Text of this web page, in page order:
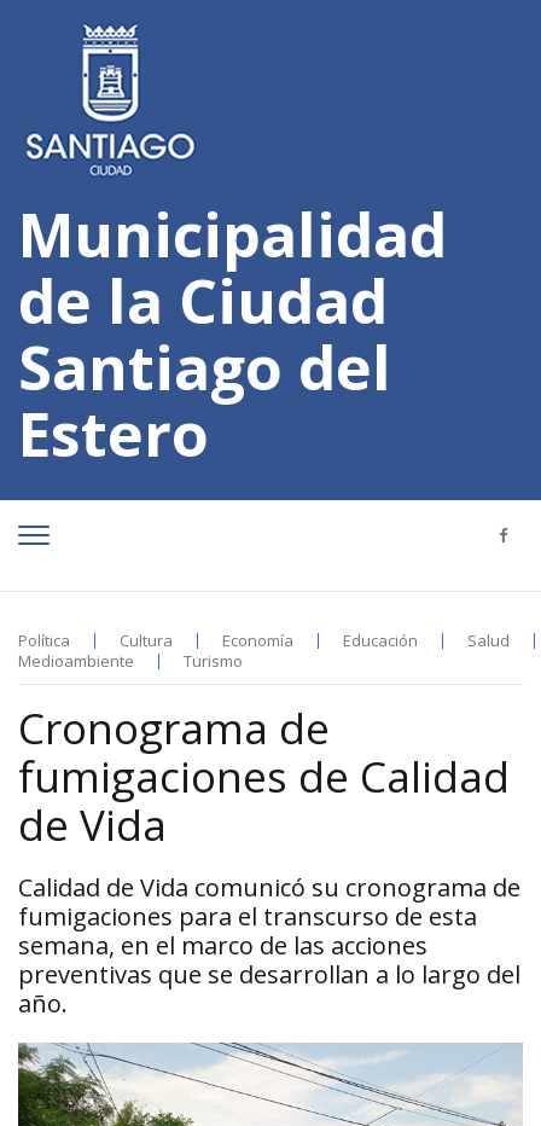
Municipalidad
de la Ciudad
Santiago del
Estero
Política Cultura Economía Educación
Salud
Medioambiente
Turismo
Cronograma de
fumigaciones de Calidad
de Vida
Calidad de Vida comunicó su cronograma de
fumigaciones para el transcurso de esta
semana, en el marco de las acciones
preventivas que se desarrollan a lo largo del
año.